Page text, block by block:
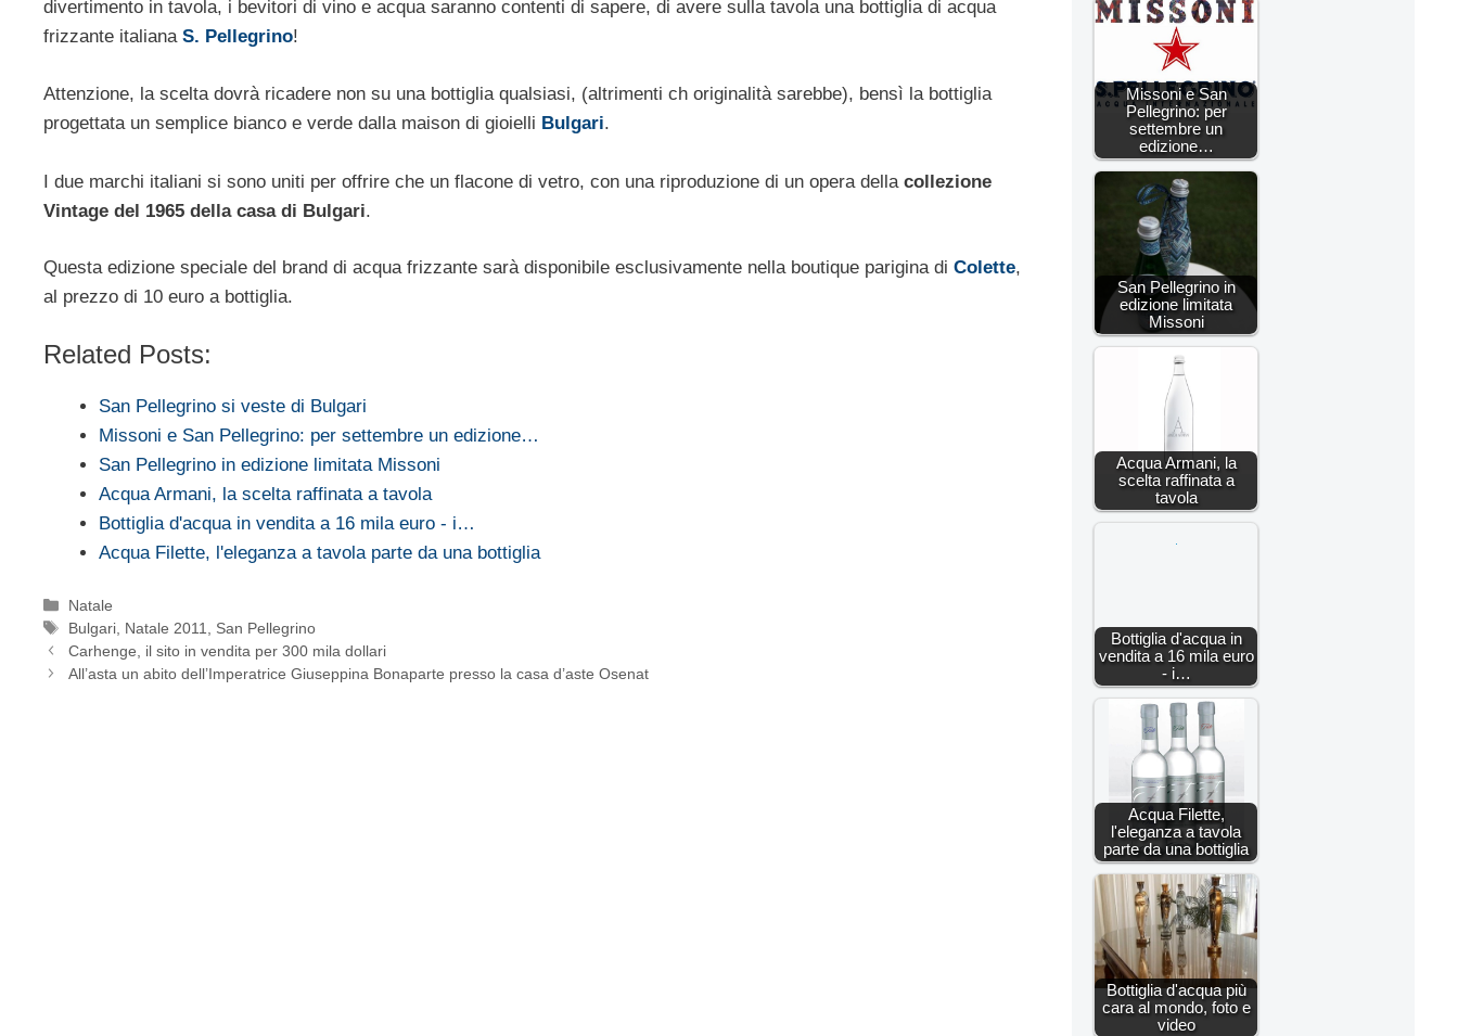
divertimento in tavola, i bevitori di vino e acqua saranno contenti di sapere, di avere sulla tavola una bottiglia di acqua
frizzante italiana S. Pellegrino!
Attenzione, la scelta dovrà ricadere non su una bottiglia qualsiasi, (altrimenti ch originalità sarebbe), bensì la bottiglia
progettata un semplice bianco e verde dalla maison di gioielli Bulgari.
I due marchi italiani si sono uniti per offrire che un flacone di vetro, con una riproduzione di un opera della collezione
Vintage del 1965 della casa di Bulgari.
Questa edizione speciale del brand di acqua frizzante sarà disponibile esclusivamente nella boutique parigina di Colette,
al prezzo di 10 euro a bottiglia.
Related Posts:
San Pellegrino si veste di Bulgari
Missoni e San Pellegrino: per settembre un edizione…
San Pellegrino in edizione limitata Missoni
Acqua Armani, la scelta raffinata a tavola
Bottiglia d'acqua in vendita a 16 mila euro - i…
Acqua Filette, l'eleganza a tavola parte da una bottiglia
Categorie
Natale
Tag
Bulgari Natale 2011
San Pellegrino
Carhenge, il sito in vendita per 300 mila dollari
All’asta un abito dell’Imperatrice Giuseppina Bonaparte presso la casa d’aste Osenat
Missoni e San
Pellegrino: per
settembre un
edizione…
San Pellegrino in
edizione limitata
Missoni
Acqua Armani, la
scelta raffinata a
tavola
Bottiglia d'acqua in
vendita a 16 mila euro
- i…
Acqua Filette,
l'eleganza a tavola
parte da una bottiglia
Bottiglia d'acqua più
cara al mondo, foto e
video